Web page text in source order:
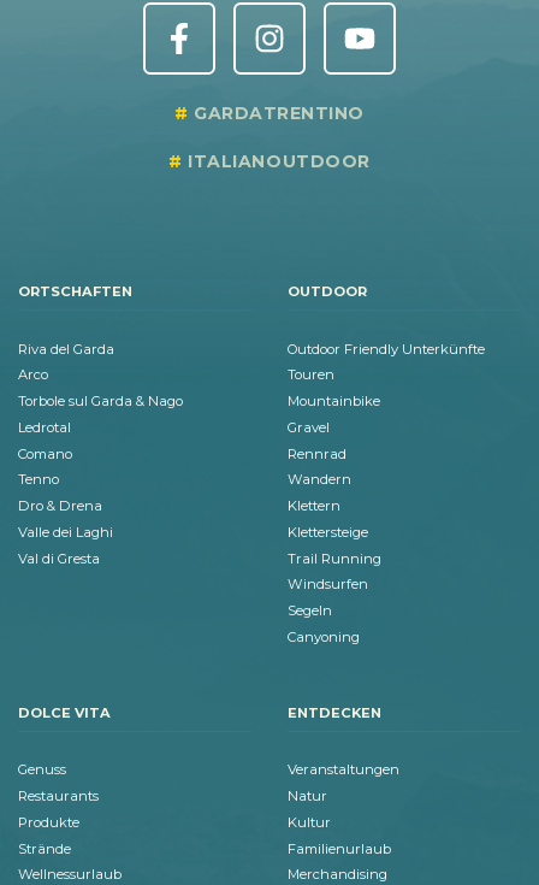
GARDATRENTINO
ITALIANOUTDOOR
ORTSCHAFTEN
Riva del Garda
Arco
Torbole sul Garda & Nago
Ledrotal
Comano
Tenno
Dro & Drena
Valle dei Laghi
Val di Gresta
OUTDOOR
Outdoor Friendly Unterkünfte
Touren
Mountainbike
Gravel
Rennrad
Wandern
Klettern
Klettersteige
Trail Running
Windsurfen
Segeln
Canyoning
DOLCE VITA
Genuss
Restaurants
Produkte
Strände
Wellnessurlaub
ENTDECKEN
Veranstaltungen
Natur
Kultur
Familienurlaub
Merchandising